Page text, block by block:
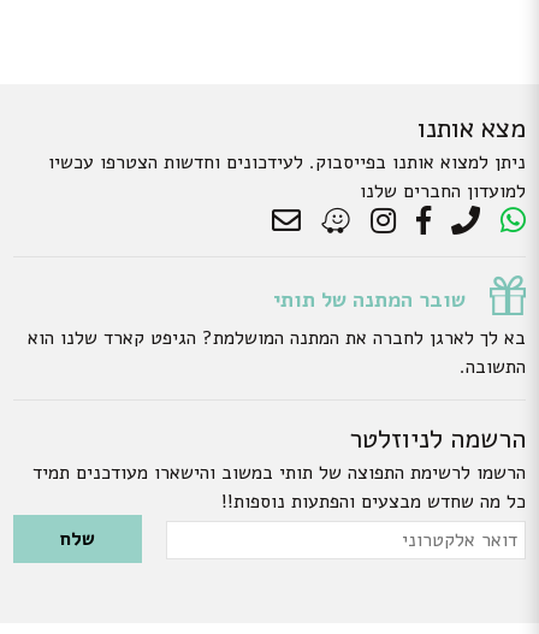
מצא אותנו
ניתן למצוא אותנו בפייסבוק. לעידכונים וחדשות הצטרפו עכשיו
למועדון החברים שלנו
שובר המתנה של תותי
בא לך לארגן לחברה את המתנה המושלמת? הגיפט קארד שלנו הוא
התשובה.
הרשמה לניוזלטר
הרשמו לרשימת התפוצה של תותי במשוב והישארו מעודכנים תמיד
כל מה שחדש מבצעים והפתעות נוספות!!
Please leave this field empty.
דואר